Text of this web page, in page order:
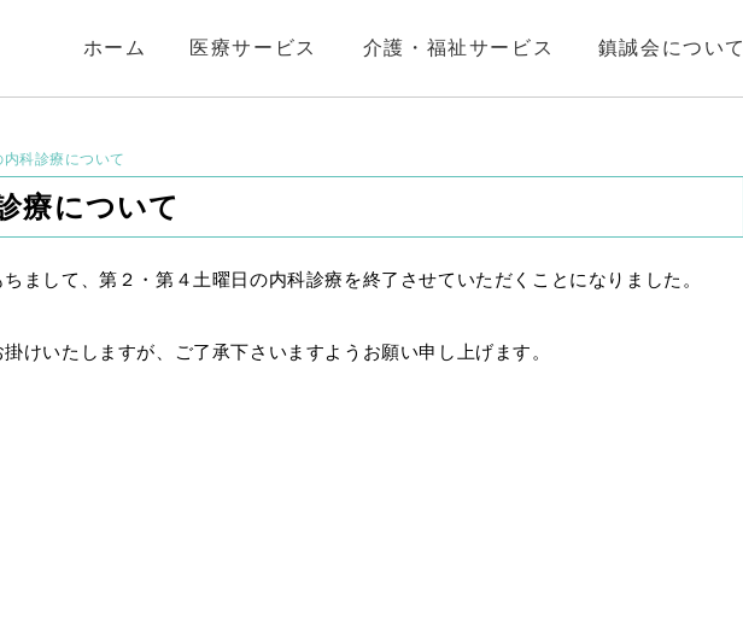
ホーム 医療サービス 介護・福祉サービス 鎮誠会について
内科診療について
療について
まして、第２・第４土曜日の内科診療を終了させていただくことになりました。
けいたしますが、ご了承下さいますようお願い申し上げます。